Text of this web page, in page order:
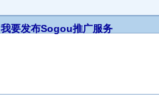
我要发布Sogou推广服务